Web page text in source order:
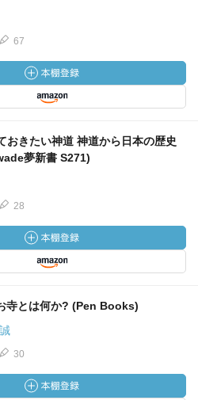
67
おきたい神道 神道から日本の歴史
夢新書 S271)
28
寺とは何か? (Pen Books)
30